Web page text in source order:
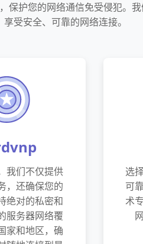
保护您的网络通信免受侵犯。我
受安全、可靠的网络连接。
我们不仅提供
，还确保您的
绝对的私密和
服务器网络覆
家和地区，确
选
可
术